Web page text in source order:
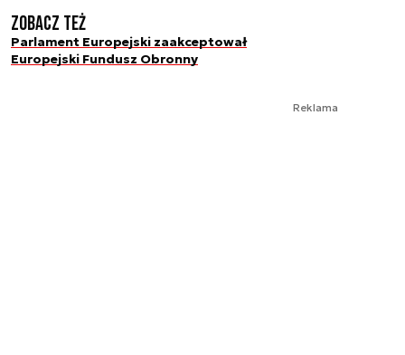
Zobacz też
Parlament Europejski zaakceptował
Europejski Fundusz Obronny
Reklama